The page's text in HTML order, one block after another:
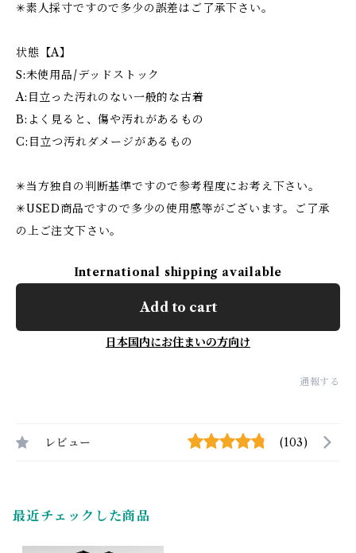
✳︎素人採寸ですので多少の誤差はご了承下さい。
状態【A】
S:未使用品/デッドストック
A:目立った汚れのない一般的な古着
B:よく見ると、傷や汚れがあるもの
C:目立つ汚れダメージがあるもの
✳︎当方独自の判断基準ですので参考程度にお考え下さい。
✳︎USED商品ですので多少の使用感等がございます。ご了承
の上ご注文下さい。
International shipping available
Add to cart
日本国内にお住まいの方向け
通報する
レビュー (103)
最近チェックした商品